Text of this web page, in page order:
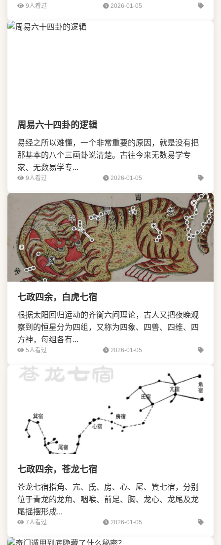
9人看过 2026-01-05
周易六十四卦的逻辑
易经之所以难懂，一个非常重要的原因，就是没有把
那基本的八个三画卦说清楚。古往今来无数易学专
家、无数易学专...
9人看过 2026-01-05
七政四余，白虎七宿
根据太阳回归运动的齐衡六间理论，古人又把夜晚观
察到的恒星分为四组，又称为四象、四兽、四维、四
方神，每组各有...
5人看过 2026-01-05
七政四余，苍龙七宿
苍龙七宿指角、亢、氐、房、心、尾、箕七宿，分别
位于青龙的龙角、咽喉、前足、胸、龙心、龙尾及龙
尾摇摆形成...
7人看过 2026-01-05